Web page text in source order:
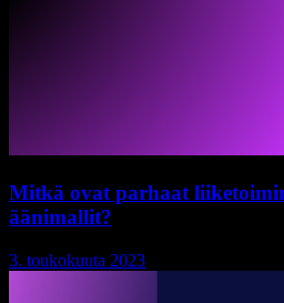
Mitkä ovat parhaat
äänimallit?
3. toukokuuta 2023